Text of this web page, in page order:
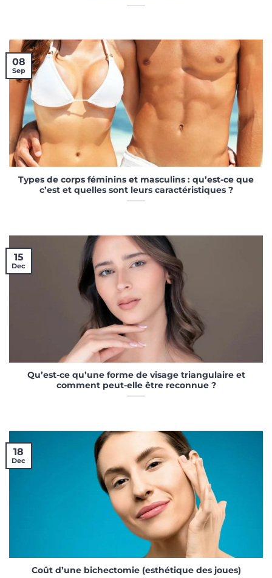
Types de corps féminins et masculins : qu’est-ce que
c’est et quelles sont leurs caractéristiques ?
08
Sep
Qu’est-ce qu’une forme de visage triangulaire et
comment peut-elle être reconnue ?
15
Dec
Coût d’une bichectomie (esthétique des joues)
18
Dec